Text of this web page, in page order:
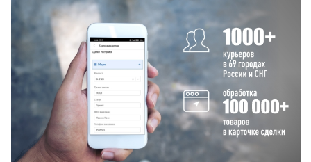
Смотреть проект